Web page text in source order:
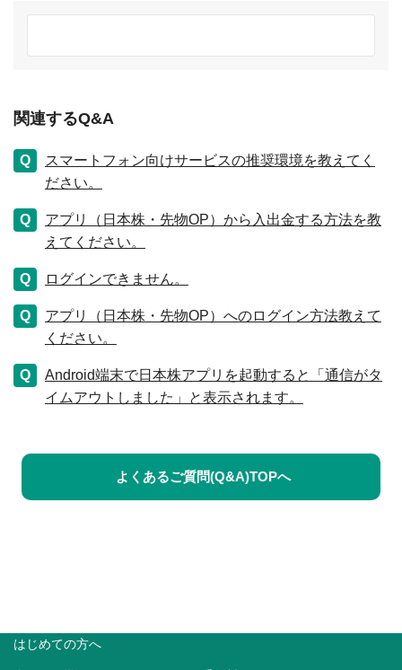
関連するQ&A
スマートフォン向けサービスの推奨環境を教えてく
ださい。
アプリ（日本株・先物OP）から入出金する方法を教
えてください。
ログインできません。
アプリ（日本株・先物OP）へのログイン方法教えて
ください。
Android端末で日本株アプリを起動すると「通信がタ
イムアウトしました」と表示されます。
よくあるご質問(Q&A)TOPへ
はじめての方へ